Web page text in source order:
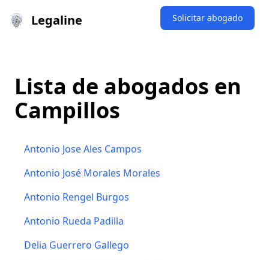
Legaline Solicitar abogado
Lista de abogados en
Campillos
Antonio Jose Ales Campos
Antonio José Morales Morales
Antonio Rengel Burgos
Antonio Rueda Padilla
Delia Guerrero Gallego